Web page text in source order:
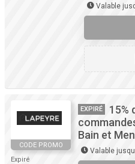
Valable
CODE PROMO
Expiré
EXPIRÉ
15%
Bain et
Valable